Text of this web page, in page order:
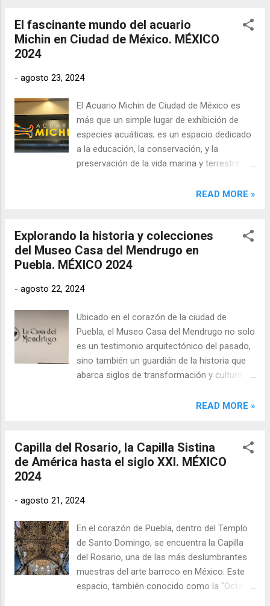
amantes de la arquitectura y la cultura.
El fascinante mundo del acuario
Michin en Ciudad de México. MÉXICO
2024
- agosto 23, 2024
El Acuario Michin de Ciudad de México es
más que un simple lugar de exhibición de
especies acuáticas; es un espacio dedicado
a la educación, la conservación, y la
preservación de la vida marina y terrestre.
educativo de los acuarios Michin (Puebla,
protección del medio ambiente y en la
concienciación sobre la importancia de
preservar la naturaleza. Este enfoque se
nombre hasta su diseño, inspirado en las
México.
READ MORE »
Explorando la historia y colecciones
del Museo Casa del Mendrugo en
Puebla. MÉXICO 2024
- agosto 22, 2024
Ubicado en el corazón de la ciudad de
Puebla, el Museo Casa del Mendrugo no solo
es un testimonio arquitectónico del pasado,
sino también un guardián de la historia que
abarca siglos de transformación y cultura.
teniendo como director del Instituto Realia al
Fundación Casa del Mendrugo a la que
pertenece el museo, dicho museo invita a
diversas colecciones, que incluyen desde
contemporáneo.
READ MORE »
Capilla del Rosario, la Capilla Sistina
de América hasta el siglo XXI. MÉXICO
2024
- agosto 21, 2024
En el corazón de Puebla, dentro del Templo
de Santo Domingo, se encuentra la Capilla
del Rosario, una de las más deslumbrantes
muestras del arte barroco en México. Este
espacio, también conocido como la "Octava